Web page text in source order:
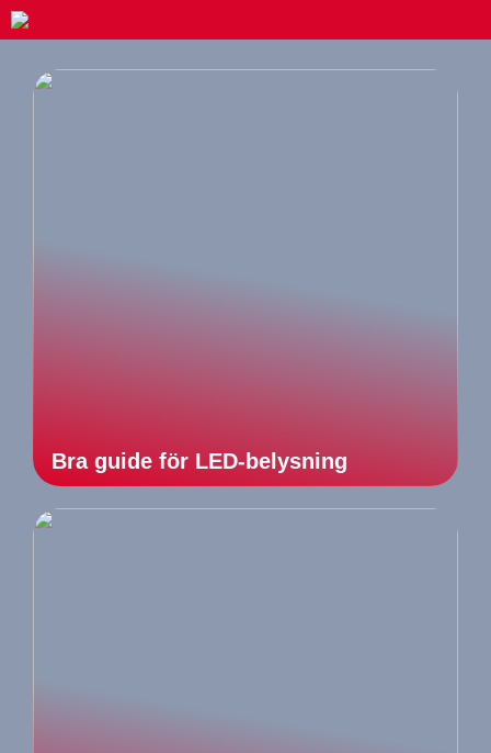
Bra guide för LED-belysning